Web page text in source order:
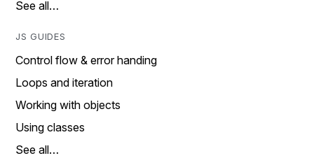
See all…
JS GUIDES
Control flow & error handing
Loops and iteration
Working with objects
Using classes
See all…